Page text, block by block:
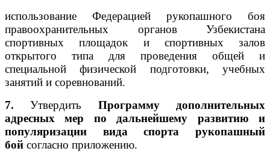
использование Федерацией рукопашного боя
правоохранительных органов Узбекистана
спортивных площадок и спортивных залов
открытого типа для проведения общей и
специальной физической подготовки, учебных
занятий и соревнований.
7.Утвердить Программу дополнительных
адресных мер по дальнейшему развитию и
популяризации вида спорта
рукопашный
бой согласно приложению.